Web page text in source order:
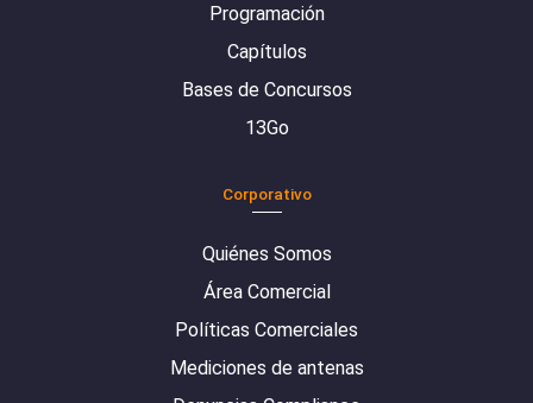
Programación
Capítulos
Bases de Concursos
13Go
Corporativo
Quiénes Somos
Área Comercial
Políticas Comerciales
Mediciones de antenas